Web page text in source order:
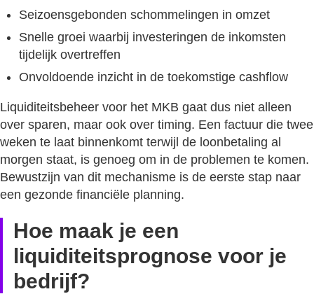
Seizoensgebonden schommelingen in omzet
Snelle groei waarbij investeringen de inkomsten
tijdelijk overtreffen
Onvoldoende inzicht in de toekomstige cashflow
Liquiditeitsbeheer voor het MKB gaat dus niet alleen
over sparen, maar ook over timing. Een factuur die twee
weken te laat binnenkomt terwijl de loonbetaling al
morgen staat, is genoeg om in de problemen te komen.
Bewustzijn van dit mechanisme is de eerste stap naar
een gezonde financiële planning.
Hoe maak je een
liquiditeitsprognose voor je
bedrijf?